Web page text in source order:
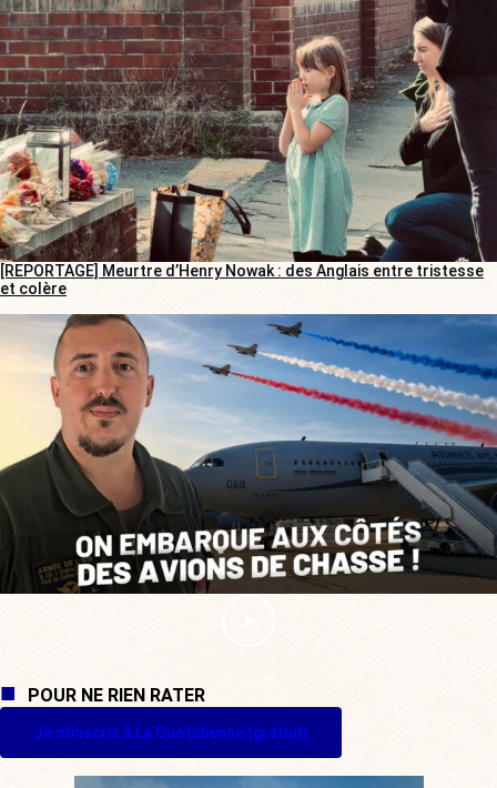
[REPORTAGE] Meurtre d’Henry Nowak : des Anglais entre tristesse
et colère
POUR NE RIEN RATER
Je m'inscris à La Quotidienne (gratuit)